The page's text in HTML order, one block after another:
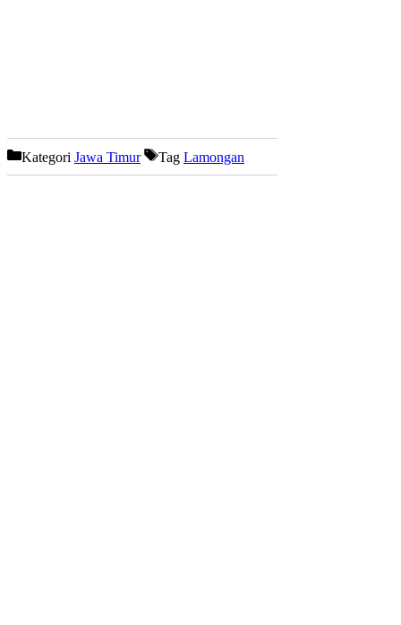
Kategori Jawa Timur Tag Lamongan